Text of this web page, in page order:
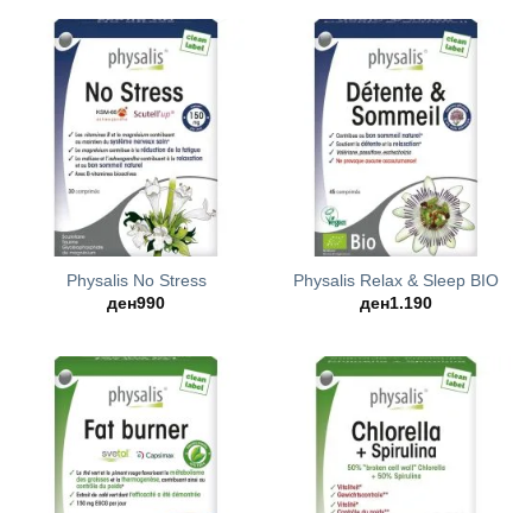
Physalis No Stress
ден990
Physalis Relax & Sleep BIO
ден1.190